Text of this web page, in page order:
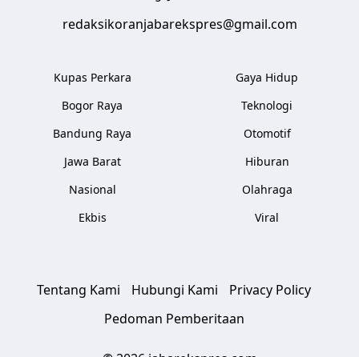
redaksikoranjabarekspres@gmail.com
Kupas Perkara
Bogor Raya
Bandung Raya
Jawa Barat
Nasional
Ekbis
Gaya Hidup
Teknologi
Otomotif
Hiburan
Olahraga
Viral
Tentang Kami Hubungi Kami
Privacy Policy
Pedoman Pemberitaan